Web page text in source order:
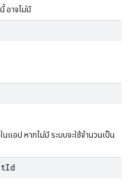
อาจไม่มี
แอป หากไม่มี ระบบจะใช้จำนวนเป็น
Id